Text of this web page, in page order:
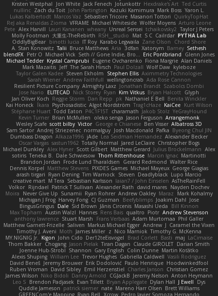
Kristen Westphal
Jon White Jack Fenech Jotunkottr Hexdrake's Art Ted Curtis
nullinc Zach du Toit John Partington Kazuki Kamimura Mark Boss Yaron L.
Lukas Kalbertodt Marcos Vaz Sébastien Tricoire Masanori Tottori QuirkyTopHat
ReJ aka Renaldas Zioma VFRAME Michael Whiteside Wolfer Moyens Arturo Leone
Pete Alex Harvill Lauri Kananen wheany Unreal Sensei tchaikovsky2 Taylor J Peters
Molly Footman 大重生-TheRebirth RSH__studio Mat S C Cailrdar PYTHA Lab
OddlyBigBear binotti lucia IT Roy Karabo Legwaila Zane Olson
Chord Shore
A. Stan Konowitz Talii Bruce Matthews Aria 3dfan Xatonym Barney Sethesh
blendFX Petr O Michael Vick Seth // Gone Indie, Bro... Eric Pontbriand
Glenn Jones
Michael Tedder Krystal Camprubi Eugene Ovcharenko Fiona Margrie Alan Daniels
Mark Mazaitis Jeff The Sarah Hirsch Paul Dolzall Wolf Daw kyleboze
Taylor Galen Kadee Steven Ekholm Stephen Ellis Aximmetry Technologies
Sarah Wiener Andrew Faithfull wellingtoncrab Ada Rose Cannon
Resilient Picture Company Almighty Laxz Jonathan Brandt Szabolcs Dombi
Jose Nario
ELITECAD Nick Storey Ryan Kim Vitkus Bryan Halcott Glyph
Jan Oliver Koch Reggie Storm Dan Repp pk Nathaniel E Bell Benita Winckler
Kai Honeck
Íkara Psychosadistic Algot Nordström Trag1cHaze KaiCee Kurt Wilson
Stéphane Huart Todd Eaton P4C1F15T charamath Jakob Stolz YeGrayHound
Kevin Turner Brian McMullen oleko senga Jason Ferguson Arrangemonk
Wesley Scafe scott bilby Victor George e Chianese Ben Visser Albatross 3D
Sam Sartor Andrej Striezenec normalguy Josh Macdonald Pafka Byeong Chul JIN
Dumbass Dragon Alkaza1996 jAde Lea Seidman Hernandez Alexander Becker
Oscar Vargas sastun1962 Totally Normal Jared LeClaire Christopher Bogs
Michael Dunkley Alex Hyner Scott Gilbert Matthew Gerard Julius Brockelmann Alex
sotiris Teneka B. Dale Schwiesow Thom Rittenhouse Marcin Ignac Martinotti
Brandon Jordan Frode Lund Tharaldsen Gerard Redmond Walter Rice
Dennis Korpel Matthew Stevens PIXDES Games Michael Mayeux George Giagias
arash tirgari Ryan Dening Tim Warnock Steven Deadlyblack Lupo Marcio
creative mart M Tera Sebastian Karlsson Iaian7 / John Einselen AsTheRainFell
Volkor Rijndael Patrick T Sullivan Alexander Rath david mares Nayden Dochev
Moira
Never Give Up Sunamii Ryan Rohrer Andrew Oakley Maraz
Mark Kohalmy
Michigan J Frog Harvey Fong CJ Guzman Beefyblimps Joakim Dahl Jose
BingusGringus Dale Sid Brown Jānis Circenis Masashi Ueda
Bill Kinnon
Max Topham Austin Walzl Hannes Rens Bais qualtro Piotr Andrew Stevenson
anthony lawrence Stuart Marsh Frans Verbaas Adam Murtomaa Phil Galler
Matthew Garnett-Frizelle Saliven Markus Michael Egger Andrew J Caramel the Vixen
Timothy J. Aveni Moth James Miller z Nico Marniok Timothy G. McKenna
MY.NIGNIG Jr.
Kigon John Cido Der12teEisvogel Brad Corlett Basti maj LaCimaise
Thom Bakker Chogang Jason Pielak Tiran Dagan Claude GIROLET Darian Smith
Joenne Hub-Strobl Shannon Gary English Colin Dunne Martin Koťátko
Alexis Shuping William Lee Trevor Hughes Gabriella Caldwell Vasili Rodriguez
David Beneš Jeremy Brouwer Erik Dodolović Paulo Henrique Hoodwinkedfool
Ruben Vroman David Sibley Emil Herzenstiel Charles Janson Christian Gomez
James Wilson Niko Bidoli Danny Arnold CGJackB Jeremy Nelson Anton Heymann
Leo S Brendon Padjasek Evan Tillett Bryan Applegate Dylan Hall J Ewell
Dys
Quddle Jameson patrick siemer nate Mareno Harr Olsen Brett Williams
GREENCom'e Mapping Ryan Bell Xcrow Pedro Javier Somoza Hernando